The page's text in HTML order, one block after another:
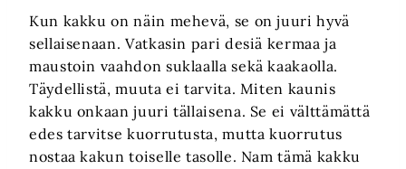
Kun kakku on näin mehevä, se on juuri hyvä
sellaisenaan. Vatkasin pari desiä kermaa ja
maustoin vaahdon suklaalla sekä kaakaolla.
Täydellistä, muuta ei tarvita. Miten kaunis
kakku onkaan juuri tällaisena. Se ei välttämättä
edes tarvitse kuorrutusta, mutta kuorrutus
nostaa kakun toiselle tasolle. Nam tämä kakku